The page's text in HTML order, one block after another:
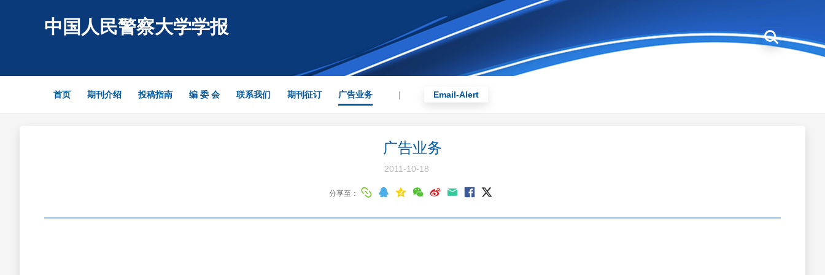
中国人民警察大学学报
首页 期刊介绍 投稿指南 编 委 会 联系我们 期刊征订 广告业务 | Email-Alert
广告业务
2011-10-18
分享至：